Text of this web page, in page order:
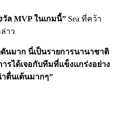
ล MVP ในเกมนี้” Sea ที่คว้า
าว
นมาก นี่เป็นรายการนานาชาติ
รได้เจอกับทีมที่แข็งแกร่งอย่าง
าตื่นเต้นมากๆ”